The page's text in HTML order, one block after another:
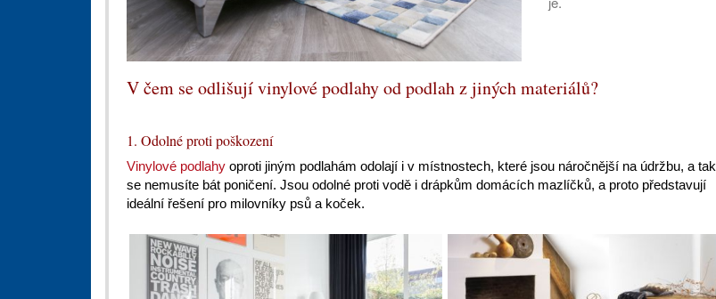
V čem se odlišují vinylové podlahy od podlah z jiných materiálů?
1. Odolné proti poškození
Vinylové podlahy oproti jiným podlahám odolají i v místnostech, které jsou náročnější na údržbu, a tak
se nemusíte bát poničení. Jsou odolné proti vodě i drápkům domácích mazlíčků, a proto představují
ideální řešení pro milovníky psů a koček.